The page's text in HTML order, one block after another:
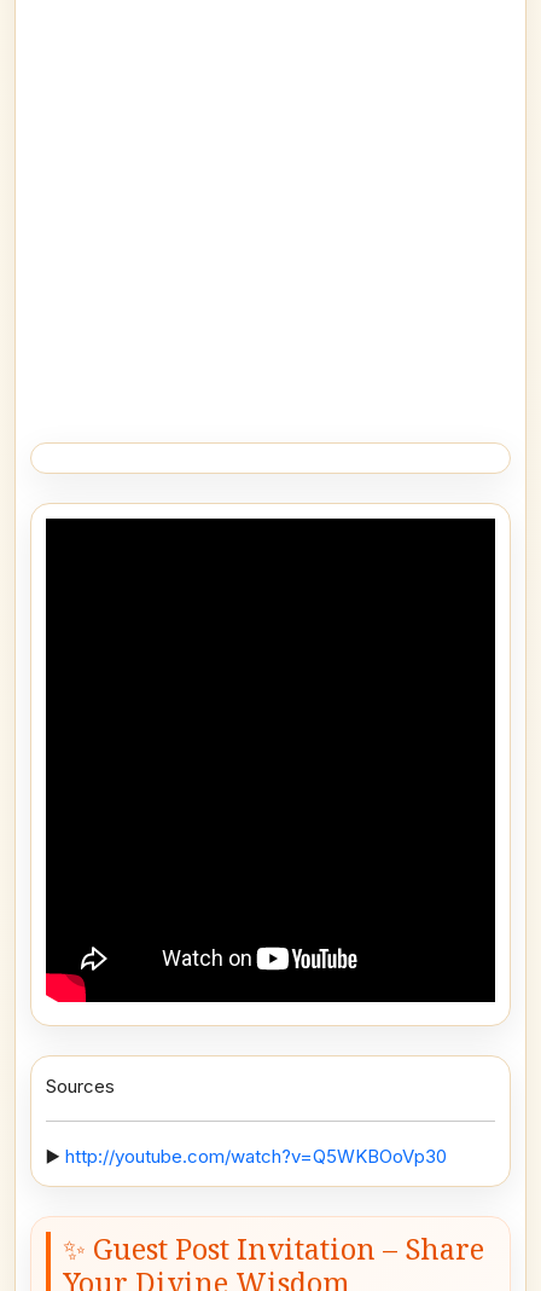
Sources
▶️ http://youtube.com/watch?v=Q5WKBOoVp30
✨ Guest Post Invitation – Share
Your Divine Wisdom